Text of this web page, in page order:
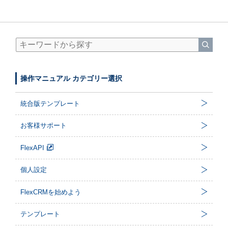
操作マニュアル カテゴリー選択
統合版テンプレート
お客様サポート
FlexAPI
個人設定
FlexCRMを始めよう
テンプレート